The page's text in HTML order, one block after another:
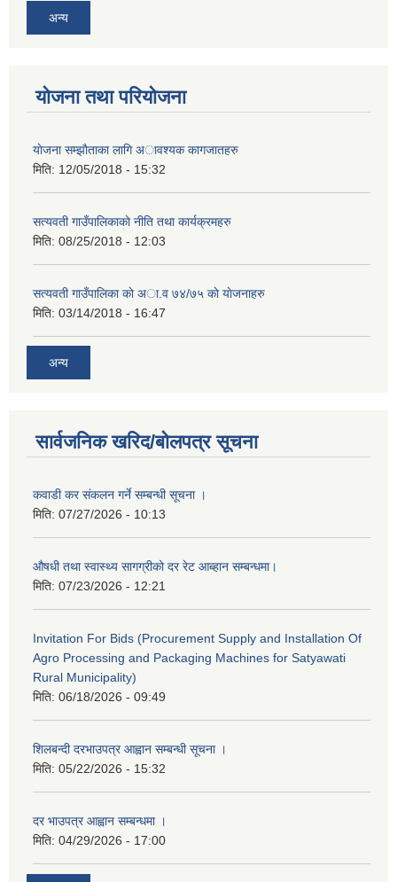
अन्य
योजना तथा परियोजना
याेजना सम्झाैताका लागि अावश्यक कागजातहरु
मिति: 12/05/2018 - 15:32
सत्यवती गाउँपालिकाकाे नीति तथा कार्यक्रमहरु
मिति: 08/25/2018 - 12:03
सत्यवती गाउँपालिका काे अा‍.व ७४/७५ काे याेजनाहरु
मिति: 03/14/2018 - 16:47
अन्य
सार्वजनिक खरिद/बोलपत्र सूचना
कवाडी कर संकलन गर्ने सम्बन्धी सूचना ।
मिति: 07/27/2026 - 10:13
औषधी तथा स्वास्थ्य सागग्रीको दर रेट आब्हान सम्बन्धमा।
मिति: 07/23/2026 - 12:21
Invitation For Bids (Procurement Supply and Installation Of
Agro Processing and Packaging Machines for Satyawati
Rural Municipality)
मिति: 06/18/2026 - 09:49
शिलबन्दी दरभाउपत्र आह्वान सम्बन्धी सूचना ।
मिति: 05/22/2026 - 15:32
दर भाउपत्र आह्वान सम्बन्धमा ।
मिति: 04/29/2026 - 17:00